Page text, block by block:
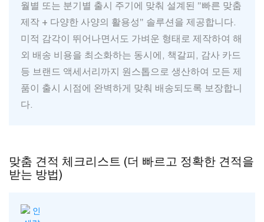
월별 또는 분기별 출시 주기에 맞춰 설계된 "빠른 맞춤
제작 + 다양한 사양의 활용성" 솔루션을 제공합니다.
미적 감각이 뛰어나면서도 가벼운 형태로 제작하여 해
외 배송 비용을 최소화하는 동시에, 책갈피, 감사 카드
등 브랜드 액세서리까지 원스톱으로 생산하여 모든 제
품이 출시 시점에 완벽하게 맞춰 배송되도록 보장합니
다.
맞춤 견적 체크리스트 (더 빠르고 정확한 견적을
받는 방법)